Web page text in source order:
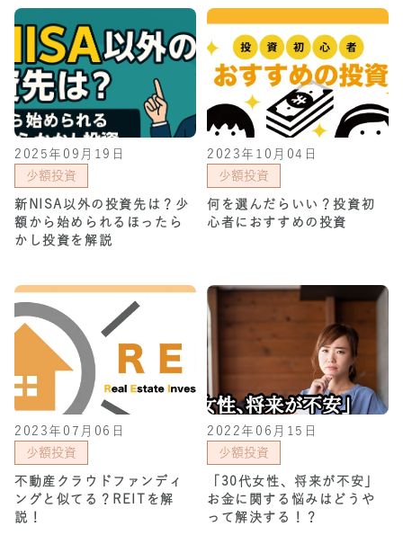
2025年09月19日
少額投資
新NISA以外の投資先は？少
額から始められるほったら
かし投資を解説
2023年10月04日
少額投資
何を選んだらいい？投資初
心者におすすめの投資
2023年07月06日
少額投資
不動産クラウドファンディ
ングと似てる？REITを解
説！
2022年06月15日
少額投資
「30代女性、将来が不安」
お金に関する悩みはどうや
って解決する！？